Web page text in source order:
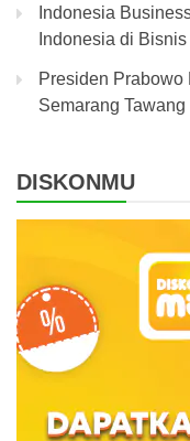
Indonesia
Indonesia di
Presiden Prabowo
Semarang Tawang
DISKONMU